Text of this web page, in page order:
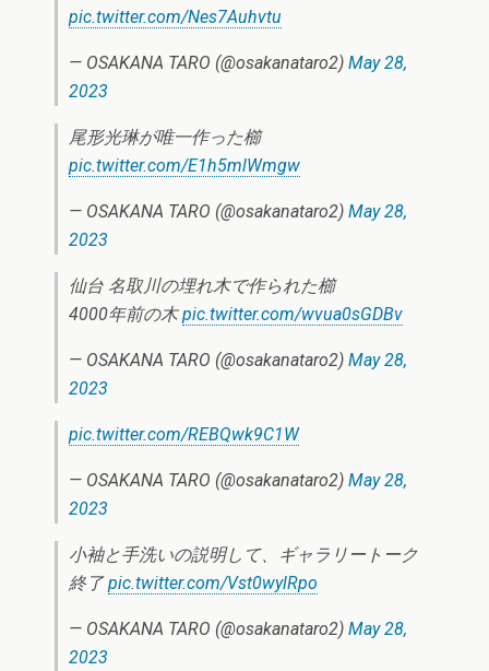
pic.twitter.com/Nes7Auhvtu
— OSAKANA TARO (@osakanataro2) May 28,
2023
尾形光琳が唯一作った櫛
pic.twitter.com/E1h5mlWmgw
— OSAKANA TARO (@osakanataro2) May 28,
2023
仙台 名取川の埋れ木で作られた櫛
4000年前の木pic.twitter.com/wvua0sGDBv
— OSAKANA TARO (@osakanataro2) May 28,
2023
pic.twitter.com/REBQwk9C1W
— OSAKANA TARO (@osakanataro2) May 28,
2023
小袖と手洗いの説明して、ギャラリートーク
終了pic.twitter.com/Vst0wylRpo
— OSAKANA TARO (@osakanataro2) May 28,
2023